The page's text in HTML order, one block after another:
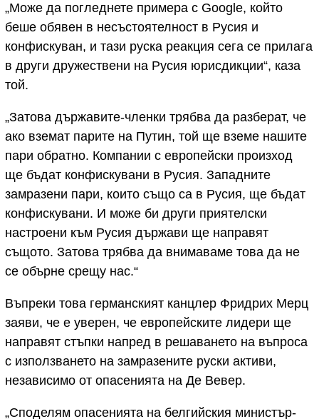
„Може да погледнете примера с Google, който
беше обявен в несъстоятелност в Русия и
конфискуван, и тази руска реакция сега се прилага
в други дружествени на Русия юрисдикции“, каза
той.
„Затова държавите-членки трябва да разберат, че
ако вземат парите на Путин, той ще вземе нашите
пари обратно. Компании с европейски произход
ще бъдат конфискувани в Русия. Западните
замразени пари, които също са в Русия, ще бъдат
конфискувани. И може би други приятелски
настроени към Русия държави ще направят
същото. Затова трябва да внимаваме това да не
се обърне срещу нас.“
Въпреки това германският канцлер Фридрих Мерц
заяви, че е уверен, че европейските лидери ще
направят стъпки напред в решаването на въпроса
с използването на замразените руски активи,
независимо от опасенията на Де Вевер.
„Споделям опасенията на белгийския министър-